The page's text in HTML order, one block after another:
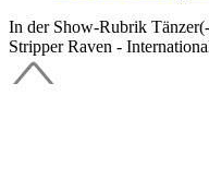
In der Show-Rubrik
Stripper Raven -